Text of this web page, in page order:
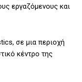
εργαζόμενους και
σε μια περιοχή
κέντρο της